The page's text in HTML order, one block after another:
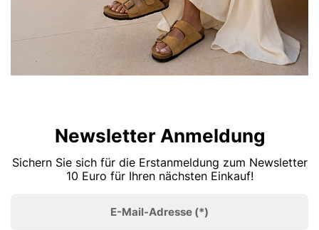
Newsletter Anmeldung
Sichern Sie sich für die Erstanmeldung zum Newsletter
10 Euro für Ihren nächsten Einkauf!
E-Mail-Adresse (*)